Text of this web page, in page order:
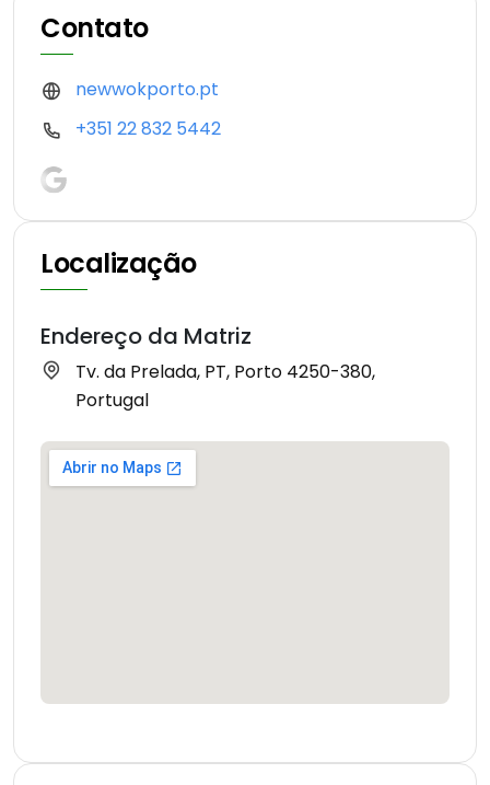
Contato
newwokporto.pt
+351 22 832 5442
Localização
Endereço da Matriz
Tv. da Prelada, PT, Porto 4250-380,
Portugal